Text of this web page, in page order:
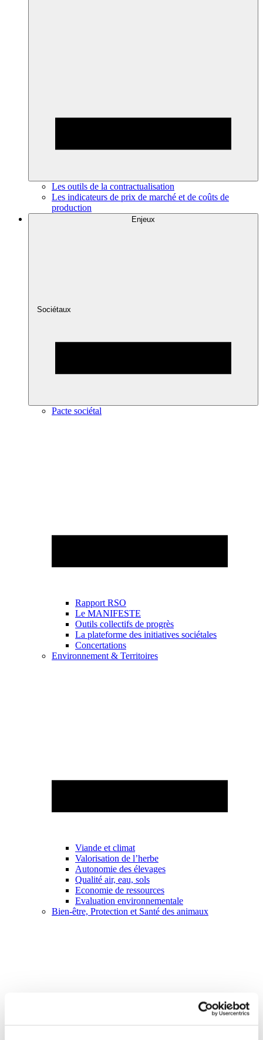
Les outils de la contractualisation
Les indicateurs de prix de marché et de coûts de
production
Enjeux
Sociétaux
Pacte sociétal
Rapport RSO
Le MANIFESTE
Outils collectifs de progrès
La plateforme des initiatives sociétales
Concertations
Environnement & Territoires
Viande et climat
Valorisation de l’herbe
Autonomie des élevages
Qualité air, eau, sols
Economie de ressources
Evaluation environnementale
Bien-être, Protection et Santé des animaux